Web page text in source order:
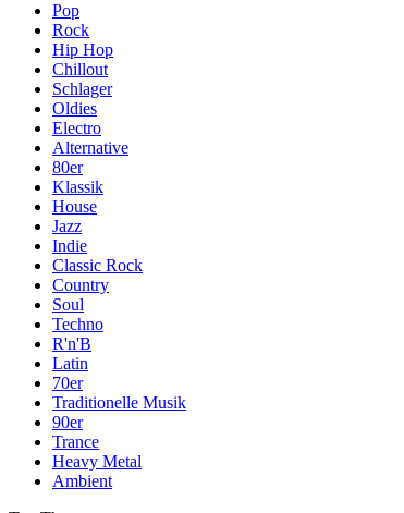
Pop
Rock
Hip Hop
Chillout
Schlager
Oldies
Electro
Alternative
80er
Klassik
House
Jazz
Indie
Classic Rock
Country
Soul
Techno
R'n'B
Latin
70er
Traditionelle Musik
90er
Trance
Heavy Metal
Ambient